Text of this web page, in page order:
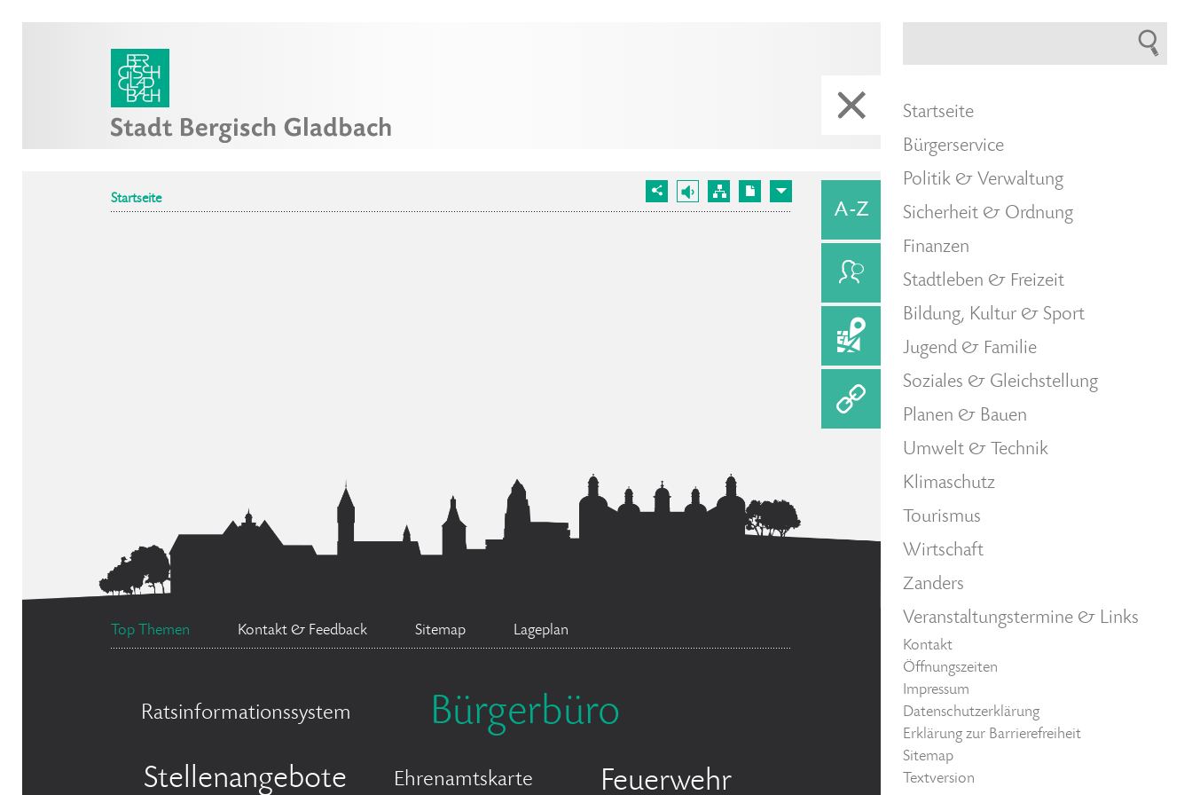
Startseite
Top Themen Kontakt & Feedback Sitemap Lageplan
Ratsinformationssystem Bürgerbüro
Stellenangebote Ehrenamtskarte Feuerwehr
Startseite
Bürgerservice
Politik & Verwaltung
Sicherheit & Ordnung
Finanzen
Stadtleben & Freizeit
Bildung, Kultur & Sport
Jugend & Familie
Soziales & Gleichstellung
Planen & Bauen
Umwelt & Technik
Klimaschutz
Tourismus
Wirtschaft
Zanders
Veranstaltungstermine & Links
Kontakt
Öffnungszeiten
Impressum
Datenschutzerklärung
Erklärung zur Barrierefreiheit
Sitemap
Textversion